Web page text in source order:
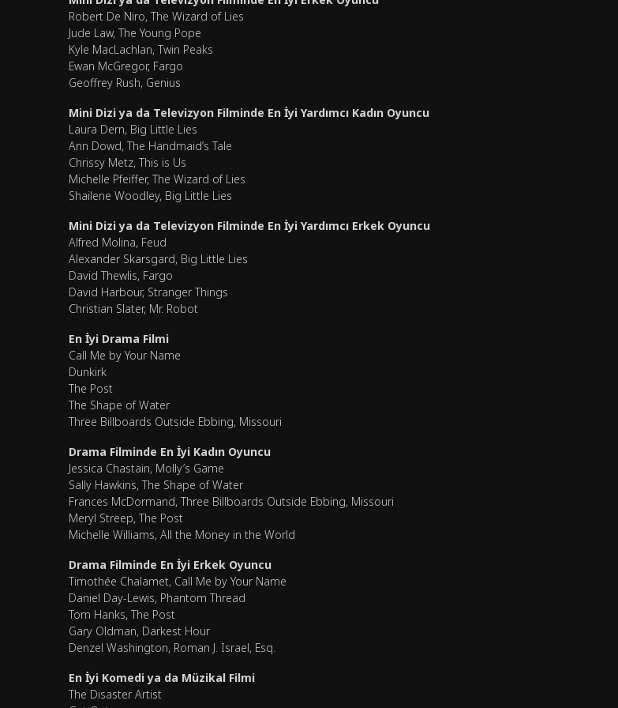
Robert De Niro, The Wizard of Lies
Jude Law, The Young Pope
Kyle MacLachlan, Twin Peaks
Ewan McGregor, Fargo
Geoffrey Rush, Genius
Mini Dizi ya da Televizyon Filminde En İyi Yardımcı Kadın Oyuncu
Laura Dern, Big Little Lies
Ann Dowd, The Handmaid’s Tale
Chrissy Metz, This is Us
Michelle Pfeiffer, The Wizard of Lies
Shailene Woodley, Big Little Lies
Mini Dizi ya da Televizyon Filminde En İyi Yardımcı Erkek Oyuncu
Alfred Molina, Feud
Alexander Skarsgard, Big Little Lies
David Thewlis, Fargo
David Harbour, Stranger Things
Christian Slater, Mr. Robot
En İyi Drama Filmi
Call Me by Your Name
Dunkirk
The Post
The Shape of Water
Three Billboards Outside Ebbing, Missouri
Drama Filminde En İyi Kadın Oyuncu
Jessica Chastain, Molly’s Game
Sally Hawkins, The Shape of Water
Frances McDormand, Three Billboards Outside Ebbing, Missouri
Meryl Streep, The Post
Michelle Williams, All the Money in the World
Drama Filminde En İyi Erkek Oyuncu
Timothée Chalamet, Call Me by Your Name
Daniel Day-Lewis, Phantom Thread
Tom Hanks, The Post
Gary Oldman, Darkest Hour
Denzel Washington, Roman J. Israel, Esq.
En İyi Komedi ya da Müzikal Filmi
The Disaster Artist